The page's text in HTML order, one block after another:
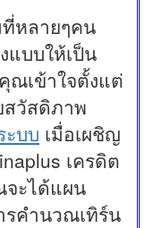
หลายๆคน
แบบให้เป็น
ณเข้าใจตั้งแต่
สวัสดิภาพ
ะบบ เมื่อเผชิญ
เครดิต
ะได้แผน
รคำนวณเทิร์น